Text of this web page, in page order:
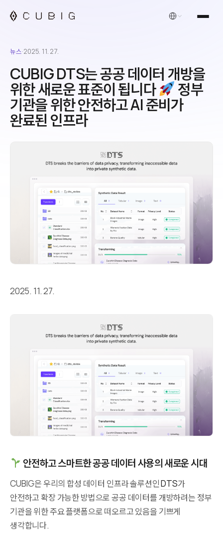
한국어
뉴스·2025. 11. 27.
CUBIG DTS는 공공 데이터 개방을
위한 새로운 표준이 됩니다 정부
기관을 위한 안전하고 AI 준비가
완료된 인프라
2025. 11. 27.
안전하고 스마트한 공공 데이터 사용의 새로운 시대
CUBIG은 우리의 합성 데이터 인프라 솔루션인DTS가
안전하고 확장 가능한 방법으로 공공 데이터를 개방하려는 정부
기관을 위한 주요 플랫폼으로 떠오르고 있음을 기쁘게
생각합니다.